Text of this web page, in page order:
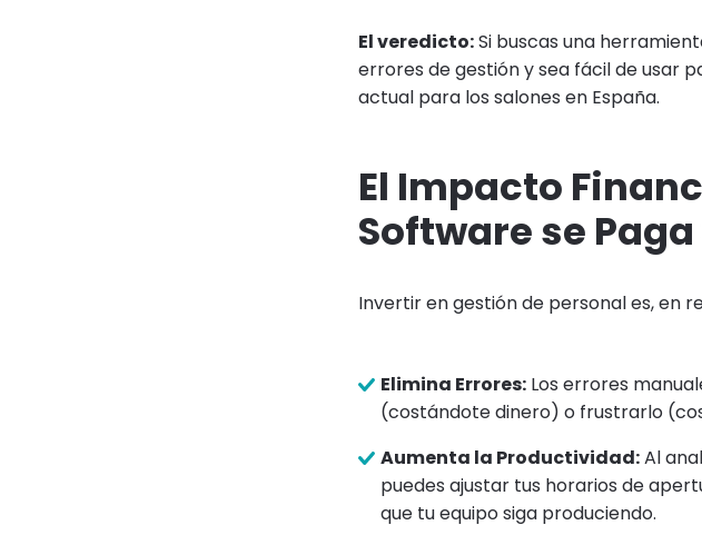
El veredicto:Si buscas una
errores de gestión y sea fácil de usar
actual para los salones en España.
El Impacto
Software se Paga
Invertir en gestión de personal es, en
Elimina Errores: Los errores
(costándote dinero) o frustrarlo
Aumenta la Productividad:Al
puedes ajustar tus horarios de
que tu equipo siga produciendo.